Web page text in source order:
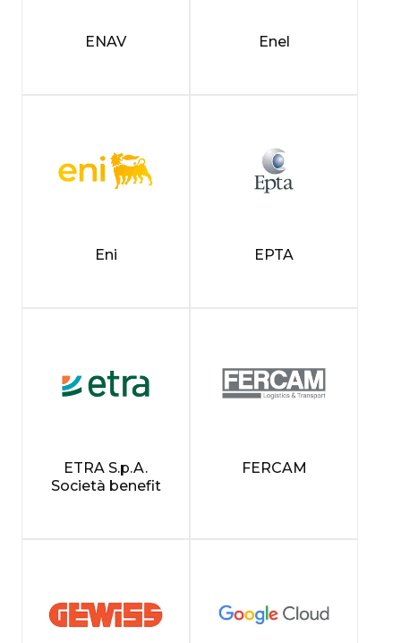
ENAV Enel
Eni EPTA
ETRA S.p.A.
Società benefit
FERCAM